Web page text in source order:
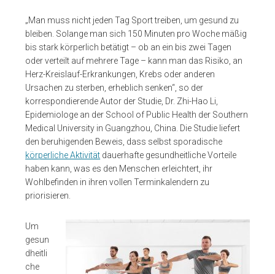
„Man muss nicht jeden Tag Sport treiben, um gesund zu
bleiben. Solange man sich 150 Minuten pro Woche mäßig
bis stark körperlich betätigt – ob an ein bis zwei Tagen
oder verteilt auf mehrere Tage – kann man das Risiko, an
Herz-Kreislauf-Erkrankungen, Krebs oder anderen
Ursachen zu sterben, erheblich senken“, so der
korrespondierende Autor der Studie, Dr. Zhi-Hao Li,
Epidemiologe an der School of Public Health der Southern
Medical University in Guangzhou, China. Die Studie liefert
den beruhigenden Beweis, dass selbst sporadische
körperliche Aktivität dauerhafte gesundheitliche Vorteile
haben kann, was es den Menschen erleichtert, ihr
Wohlbefinden in ihren vollen Terminkalendern zu
priorisieren.
Um
gesun
dheitli
che